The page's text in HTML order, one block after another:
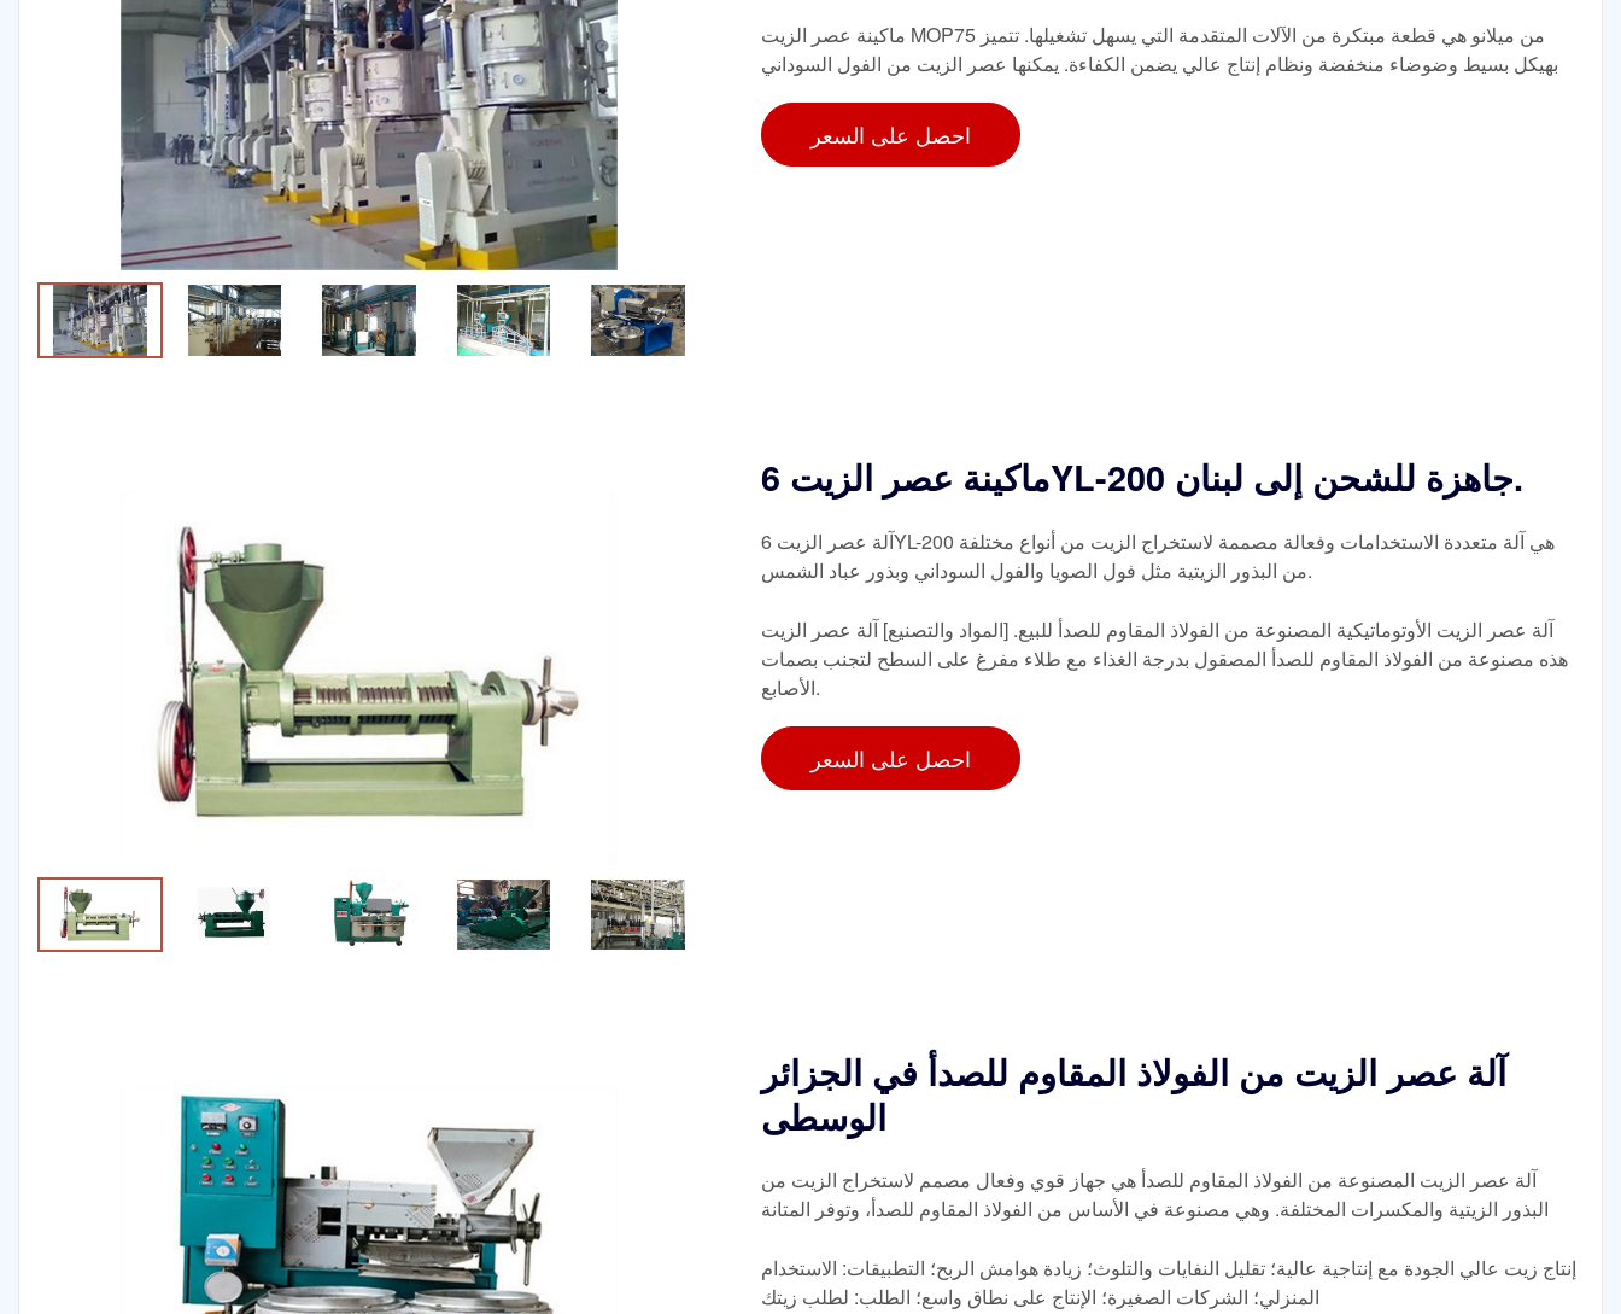
ماكينة عصر الزيت MOP75 من ميلانو هي قطعة مبتكرة من الآلات المتقدمة التي يسهل تشغيلها. تتميز
بهيكل بسيط وضوضاء منخفضة ونظام إنتاج عالي يضمن الكفاءة. يمكنها عصر الزيت من الفول السوداني
احصل على السعر
ماكينة عصر الزيت 6YL-200 جاهزة للشحن إلى لبنان.
آلة عصر الزيت 6YL-200 هي آلة متعددة الاستخدامات وفعالة مصممة لاستخراج الزيت من أنواع مختلفة
من البذور الزيتية مثل فول الصويا والفول السوداني وبذور عباد الشمس.
آلة عصر الزيت الأوتوماتيكية المصنوعة من الفولاذ المقاوم للصدأ للبيع. [المواد والتصنيع] آلة عصر الزيت
هذه مصنوعة من الفولاذ المقاوم للصدأ المصقول بدرجة الغذاء مع طلاء مفرغ على السطح لتجنب بصمات
الأصابع.
احصل على السعر
آلة عصر الزيت من الفولاذ المقاوم للصدأ في الجزائر
الوسطى
آلة عصر الزيت المصنوعة من الفولاذ المقاوم للصدأ هي جهاز قوي وفعال مصمم لاستخراج الزيت من
البذور الزيتية والمكسرات المختلفة. وهي مصنوعة في الأساس من الفولاذ المقاوم للصدأ، وتوفر المتانة
إنتاج زيت عالي الجودة مع إنتاجية عالية؛ تقليل النفايات والتلوث؛ زيادة هوامش الربح؛ التطبيقات: الاستخدام
المنزلي؛ الشركات الصغيرة؛ الإنتاج على نطاق واسع؛ الطلب: لطلب زيتك